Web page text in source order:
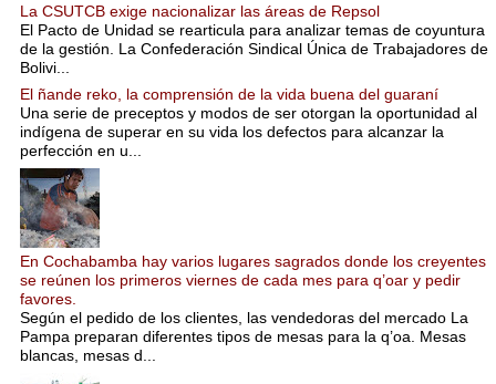
La CSUTCB exige nacionalizar las áreas de Repsol
El Pacto de Unidad se rearticula para analizar temas de coyuntura
de la gestión. La Confederación Sindical Única de Trabajadores de
Bolivi...
El ñande reko, la comprensión de la vida buena del guaraní
Una serie de preceptos y modos de ser otorgan la oportunidad al
indígena de superar en su vida los defectos para alcanzar la
perfección en u...
En Cochabamba hay varios lugares sagrados donde los creyentes
se reúnen los primeros viernes de cada mes para q’oar y pedir
favores.
Según el pedido de los clientes, las vendedoras del mercado La
Pampa preparan diferentes tipos de mesas para la q’oa. Mesas
blancas, mesas d...